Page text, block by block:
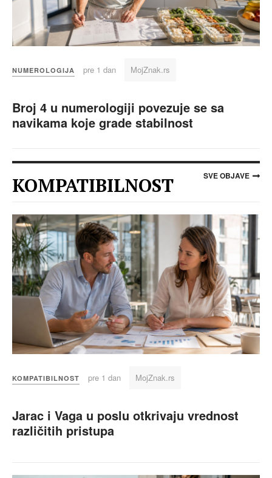
NUMEROLOGIJA pre 1 dan MojZnak.rs
Broj 4 u numerologiji povezuje se sa
navikama koje grade stabilnost
KOMPATIBILNOST SVE OBJAVE
KOMPATIBILNOST pre 1 dan MojZnak.rs
Jarac i Vaga u poslu otkrivaju vrednost
različitih pristupa